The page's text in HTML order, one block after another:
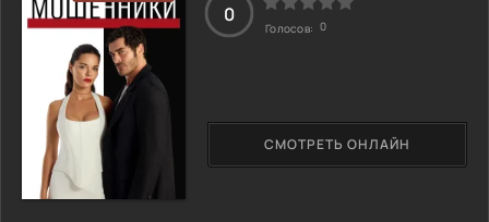
СМОТРЕТЬ ОНЛАЙН
0
Голосов: 0